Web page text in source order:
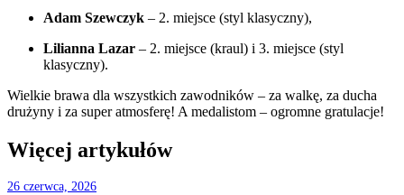
Adam Szewczyk – 2. miejsce (styl klasyczny),
Lilianna Lazar – 2. miejsce (kraul) i 3. miejsce (styl
klasyczny).
Wielkie brawa dla wszystkich zawodników – za walkę, za ducha
drużyny i za super atmosferę! A medalistom – ogromne gratulacje!
Więcej artykułów
26 czerwca, 2026